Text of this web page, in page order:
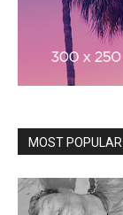
MOST POPULAR